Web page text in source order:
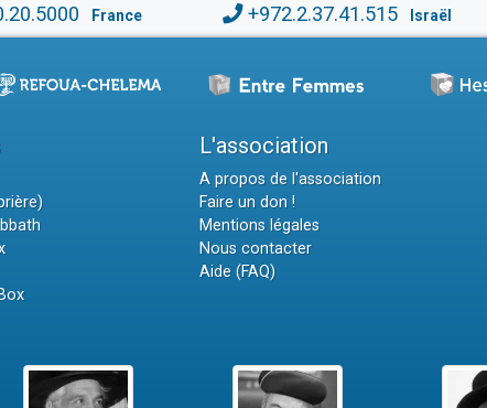
France +972.2.37.41.515 Israël
L'association
A propos de l'association
Faire un don !
Mentions légales
Nous contacter
Aide (FAQ)